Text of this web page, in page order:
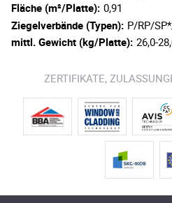
Fläche (m²/Platte): 0,91
Ziegelverbände (Typen): P/RP/
mittl. Gewicht (kg/Platte): 26,0-
ZERTIFIKATE,